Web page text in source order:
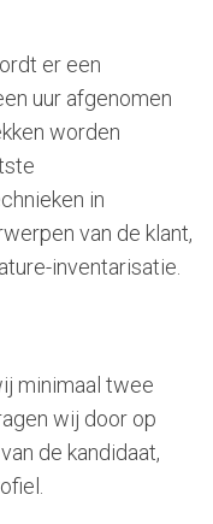
er een
uur afgenomen
worden
in
van de klant,
inventarisatie.
minimaal twee
wij door op
de kandidaat,